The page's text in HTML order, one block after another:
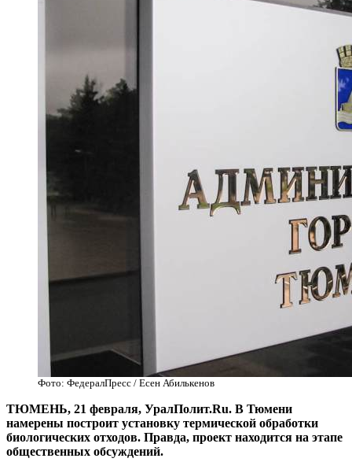
Фото: ФедералПресс / Есен Абилькенов
ТЮМЕНЬ, 21 февраля, УралПолит.Ru. В Тюмени
намерены построит установку термической обработки
биологических отходов. Правда, проект находится на этапе
общественных обсуждений.